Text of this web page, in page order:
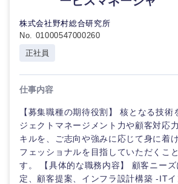
株式会社野村総合研究所
No. 01000547000260
正社員
仕事内容
【募集職種の期待役割】 核となる技術
ジェクトマネージメント力や顧客対応
キルを、ご志向や強みに応じて身に着
フェッショナルを目指していただくこ
す。 【具体的な職務内容】 顧客ニー
定、顧客提案、インフラ設計構築 -ITイ